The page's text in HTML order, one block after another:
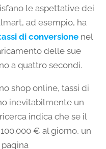
le aspettative dei
ad esempio, ha
di conversione nel
delle sue
a quattro secondi.
shop online, tassi di
inevitabilmente un
indica che se il
€ al giorno, un